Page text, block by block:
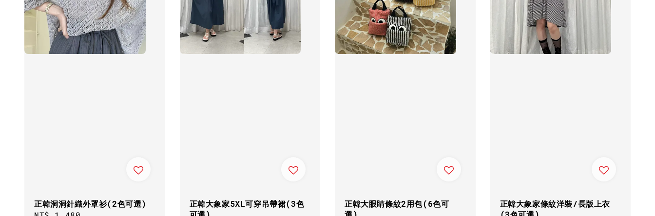
正韓洞洞針織外罩衫(2色可選)
正韓大象家5XL可穿吊帶裙(3色
正韓大眼睛條紋2用包(6色可
正韓大象家條紋洋裝/長版上衣